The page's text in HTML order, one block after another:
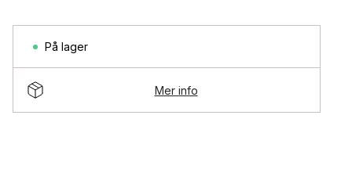
På lager
Mer info